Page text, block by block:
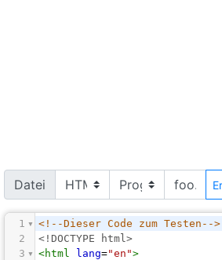
Datei
1
<!--Dieser Code zum Testen-->
2
<!DOCTYPE html>
3
<html lang="en">